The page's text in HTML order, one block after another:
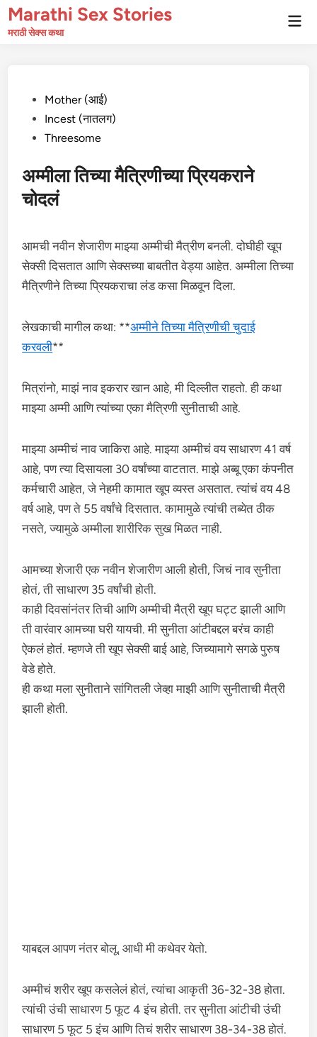
Skip
toMarathi Sex Stories
मराठी सेक्स कथा
PostedMother (आई)
Incest (नातलग)
Threesome
अम्मीला तिच्या मैत्रिणीच्या प्रियकराने
चोदलं
आमची नवीन शेजारीण माझ्या अम्मीची मैत्रीण बनली. दोघीही खूप
सेक्सी दिसतात आणि सेक्सच्या बाबतीत वेड्या आहेत. अम्मीला तिच्या
मैत्रिणीने तिच्या प्रियकराचा लंड कसा मिळवून दिला.
लेखकाची मागील कथा: **अम्मीने तिच्या मैत्रिणीची चुदाई
करवली**
मित्रांनो, माझं नाव इकरार खान आहे, मी दिल्लीत राहतो. ही कथा
माझ्या अम्मी आणि त्यांच्या एका मैत्रिणी सुनीताची आहे.
माझ्या अम्मीचं नाव जाकिरा आहे. माझ्या अम्मीचं वय साधारण 41 वर्ष
आहे, पण त्या दिसायला 30 वर्षांच्या वाटतात. माझे अब्बू एका कंपनीत
कर्मचारी आहेत, जे नेहमी कामात खूप व्यस्त असतात. त्यांचं वय 48
वर्ष आहे, पण ते 55 वर्षांचे दिसतात. कामामुळे त्यांची तब्येत ठीक
नसते, ज्यामुळे अम्मीला शारीरिक सुख मिळत नाही.
आमच्या शेजारी एक नवीन शेजारीण आली होती, जिचं नाव सुनीता
होतं, ती साधारण 35 वर्षांची होती.
काही दिवसांनंतर तिची आणि अम्मीची मैत्री खूप घट्ट झाली आणि
ती वारंवार आमच्या घरी यायची. मी सुनीता आंटीबद्दल बरंच काही
ऐकलं होतं. म्हणजे ती खूप सेक्सी बाई आहे, जिच्यामागे सगळे पुरुष
वेडे होते.
ही कथा मला सुनीताने सांगितली जेव्हा माझी आणि सुनीताची मैत्री
झाली होती.
याबद्दल आपण नंतर बोलू, आधी मी कथेवर येतो.
अम्मीचं शरीर खूप कसलेलं होतं, त्यांचा आकृती 36-32-38 होता.
त्यांची उंची साधारण 5 फूट 4 इंच होती. तर सुनीता आंटीची उंची
साधारण 5 फूट 5 इंच आणि तिचं शरीर साधारण 38-34-38 होतं.